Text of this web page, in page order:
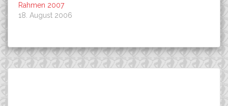
Rahmen 2007
18. August 2006